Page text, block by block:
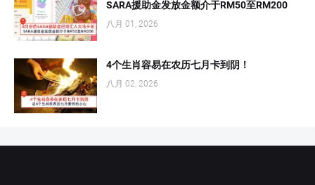
SARA援助金发放金额介于RM50至RM200
八月 01, 2026
4个生肖容易在农历七月卡到阴！
八月 02, 2026